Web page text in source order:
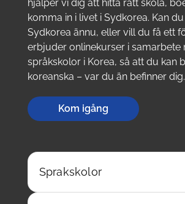
hjälper vi dig att hitta rätt skola,
komma in i livet i Sydkorea. Kan
Sydkorea ännu, eller vill du få ett
erbjuder onlinekurser i samarbete
språkskolor i Korea, så att du kan
koreanska – var du än befinner dig.
Kom igång
Sprakskolor